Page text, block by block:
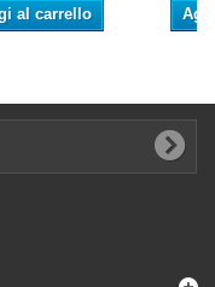
al carrello